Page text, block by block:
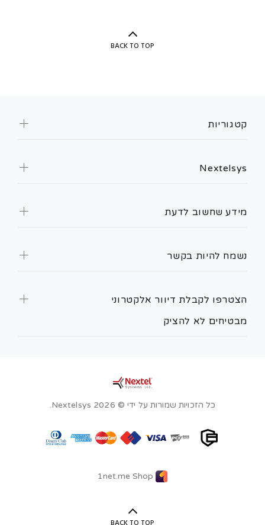
BACK TO TOP
הצטרפו לקבלת דיוור אלקטרוני
מבטיחים לא להציק
קטגוריות
Nextelsys
מידע שחשוב לדעת
נשמח להיות בקשר
כל הזכויות שמורות על ידי © Nextelsys 2026.
1net.me Shop